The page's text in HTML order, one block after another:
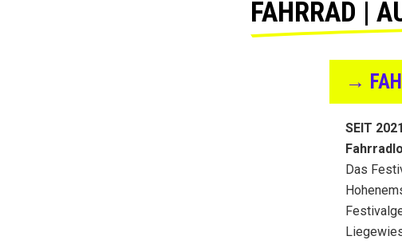
FAHRRAD |
→
SEIT
Das